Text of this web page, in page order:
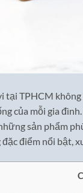
tại TPHCM
của mỗi gia
sản phẩm
điểm nổi bật,